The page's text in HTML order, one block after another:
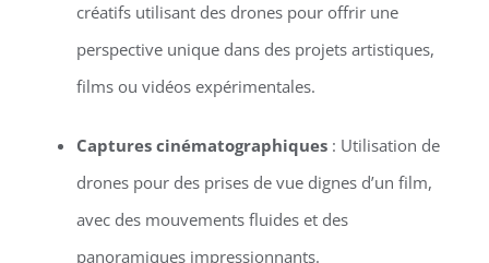
créatifs utilisant des drones pour offrir une
perspective unique dans des projets artistiques,
films ou vidéos expérimentales.
Captures cinématographiques: Utilisation de
drones pour des prises de vue dignes d’un film,
avec des mouvements fluides et des
panoramiques impressionnants.